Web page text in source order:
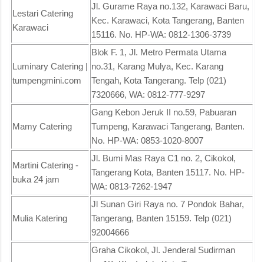
Lestari Catering
Karawaci
Jl. Gurame Raya no.132, Karawaci Baru,
Kec. Karawaci, Kota Tangerang, Banten
15116. No. HP-WA: 0812-1306-3739
Luminary Catering |
tumpengmini.com
Blok F. 1, Jl. Metro Permata Utama
no.31, Karang Mulya, Kec. Karang
Tengah, Kota Tangerang. Telp (021)
7320666, WA: 0812-777-9297
Mamy Catering
Gang Kebon Jeruk II no.59, Pabuaran
Tumpeng, Karawaci Tangerang, Banten.
No. HP-WA: 0853-1020-8007
Martini Catering -
buka 24 jam
Jl. Bumi Mas Raya C1 no. 2, Cikokol,
Tangerang Kota, Banten 15117. No. HP-
WA: 0813-7262-1947
Mulia Katering
Jl Sunan Giri Raya no. 7 Pondok Bahar,
Tangerang, Banten 15159. Telp (021)
92004666
Graha Cikokol, Jl. Jenderal Sudirman